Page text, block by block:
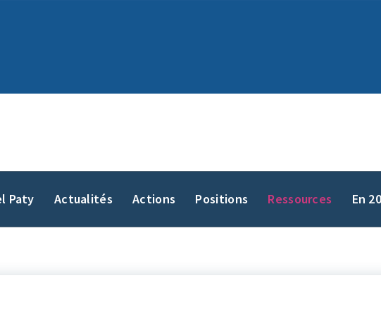
Paty Actualités Actions Positions Ressources En